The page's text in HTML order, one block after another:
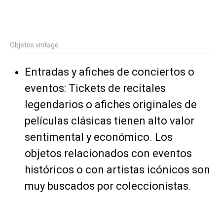
Objetos vintage.
Entradas y afiches de conciertos o
eventos: Tickets de recitales
legendarios o afiches originales de
películas clásicas tienen alto valor
sentimental y económico. Los
objetos relacionados con eventos
históricos o con artistas icónicos son
muy buscados por coleccionistas.